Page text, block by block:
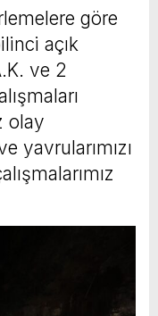
göre
açık
ve 2
olay
yavrularımızı